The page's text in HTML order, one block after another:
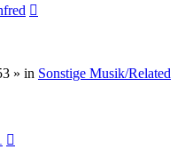
» in Sonstige Musik/Related